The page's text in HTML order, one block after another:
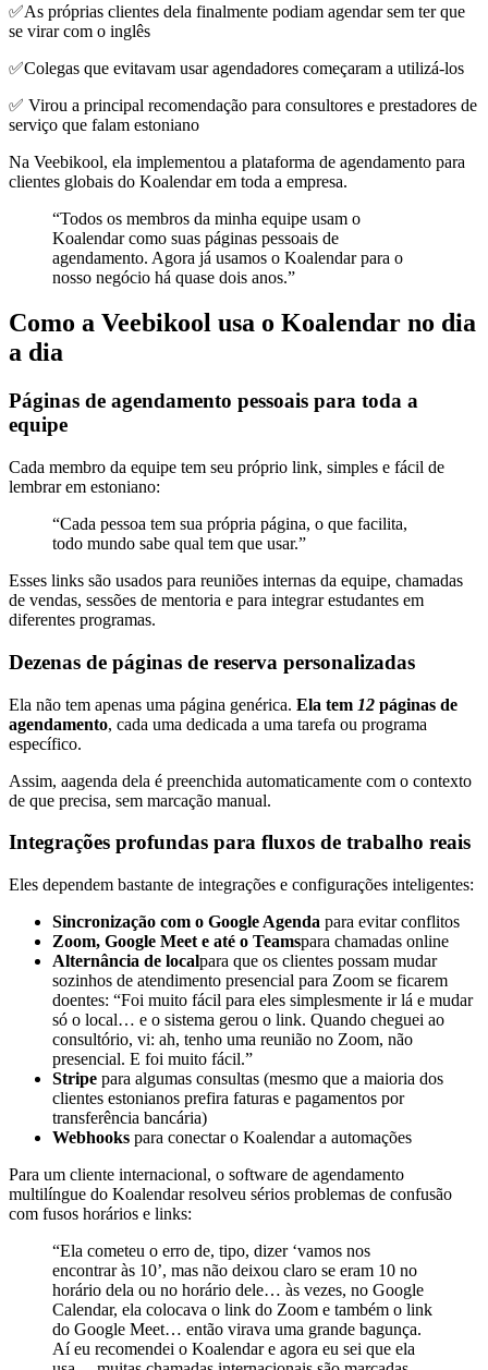
✅As próprias clientes dela finalmente podiam agendar sem ter que
se virar com o inglês
✅Colegas que evitavam usar agendadores começaram a utilizá-los
✅ Virou a principal recomendação para consultores e prestadores de
serviço que falam estoniano
Na Veebikool, ela implementou a plataforma de agendamento para
clientes globais do Koalendar em toda a empresa.
“Todos os membros da minha equipe usam o
Koalendar como suas páginas pessoais de
agendamento. Agora já usamos o Koalendar para o
nosso negócio há quase dois anos.”
Como a Veebikool usa o Koalendar no dia
a dia
Páginas de agendamento pessoais para toda a
equipe
Cada membro da equipe tem seu próprio link, simples e fácil de
lembrar em estoniano:
“Cada pessoa tem sua própria página, o que facilita,
todo mundo sabe qual tem que usar.”
Esses links são usados para reuniões internas da equipe, chamadas
de vendas, sessões de mentoria e para integrar estudantes em
diferentes programas.
Dezenas de páginas de reserva personalizadas
Ela não tem apenas uma página genérica. Ela tem 12 páginas de
agendamento, cada uma dedicada a uma tarefa ou programa
específico.
Assim, aagenda dela é preenchida automaticamente com o contexto
de que precisa, sem marcação manual.
Integrações profundas para fluxos de trabalho reais
Eles dependem bastante de integrações e configurações inteligentes:
Sincronização com o Google Agenda para evitar conflitos
Zoom, Google Meet e até o Teamspara chamadas online
Alternância de localpara que os clientes possam mudar
sozinhos de atendimento presencial para Zoom se ficarem
doentes: “Foi muito fácil para eles simplesmente ir lá e mudar
só o local… e o sistema gerou o link. Quando cheguei ao
consultório, vi: ah, tenho uma reunião no Zoom, não
presencial. E foi muito fácil.”
Stripe para algumas consultas (mesmo que a maioria dos
clientes estonianos prefira faturas e pagamentos por
transferência bancária)
Webhooks para conectar o Koalendar a automações
Para um cliente internacional, o software de agendamento
multilíngue do Koalendar resolveu sérios problemas de confusão
com fusos horários e links:
“Ela cometeu o erro de, tipo, dizer ‘vamos nos
encontrar às 10’, mas não deixou claro se eram 10 no
horário dela ou no horário dele… às vezes, no Google
Calendar, ela colocava o link do Zoom e também o link
do Google Meet… então virava uma grande bagunça.
Aí eu recomendei o Koalendar e agora eu sei que ela